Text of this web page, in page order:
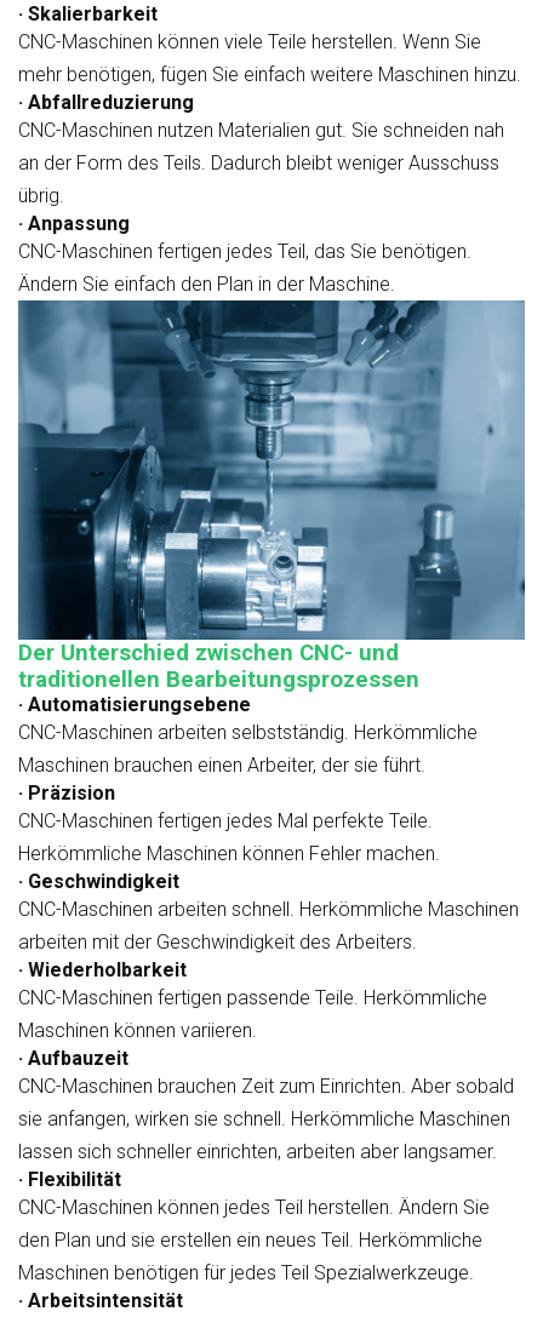
· Skalierbarkeit
CNC-Maschinen können viele Teile herstellen. Wenn Sie
mehr benötigen, fügen Sie einfach weitere Maschinen hinzu.
· Abfallreduzierung
CNC-Maschinen nutzen Materialien gut. Sie schneiden nah
an der Form des Teils. Dadurch bleibt weniger Ausschuss
übrig.
· Anpassung
CNC-Maschinen fertigen jedes Teil, das Sie benötigen.
Ändern Sie einfach den Plan in der Maschine.
Der Unterschied zwischen CNC- und
traditionellen Bearbeitungsprozessen
· Automatisierungsebene
CNC-Maschinen arbeiten selbstständig. Herkömmliche
Maschinen brauchen einen Arbeiter, der sie führt.
· Präzision
CNC-Maschinen fertigen jedes Mal perfekte Teile.
Herkömmliche Maschinen können Fehler machen.
· Geschwindigkeit
CNC-Maschinen arbeiten schnell. Herkömmliche Maschinen
arbeiten mit der Geschwindigkeit des Arbeiters.
· Wiederholbarkeit
CNC-Maschinen fertigen passende Teile. Herkömmliche
Maschinen können variieren.
· Aufbauzeit
CNC-Maschinen brauchen Zeit zum Einrichten. Aber sobald
sie anfangen, wirken sie schnell. Herkömmliche Maschinen
lassen sich schneller einrichten, arbeiten aber langsamer.
· Flexibilität
CNC-Maschinen können jedes Teil herstellen. Ändern Sie
den Plan und sie erstellen ein neues Teil. Herkömmliche
Maschinen benötigen für jedes Teil Spezialwerkzeuge.
· Arbeitsintensität